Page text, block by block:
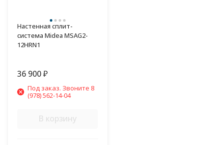
Настенная сплит-
система Midea MSAG2-
12HRN1
36 900 ₽
Под заказ. Звоните 8
(978) 562-14-04
В корзину